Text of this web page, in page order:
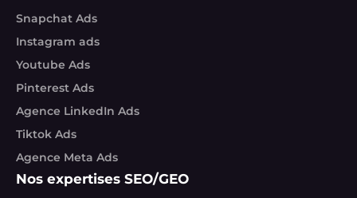
Snapchat Ads
Instagram ads
Youtube Ads
Pinterest Ads
Agence LinkedIn Ads
Tiktok Ads
Agence Meta Ads
Nos expertises SEO/GEO